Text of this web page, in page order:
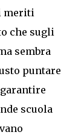
meriti
che sugli
sembra
puntare
scuola